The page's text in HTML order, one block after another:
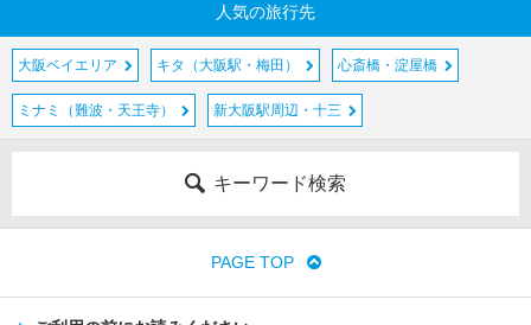
人気の旅行先
大阪ベイエリア キタ（大阪駅・梅田） 心斎橋・淀屋橋
ミナミ（難波・天王寺） 新大阪駅周辺・十三
キーワード検索
PAGE TOP